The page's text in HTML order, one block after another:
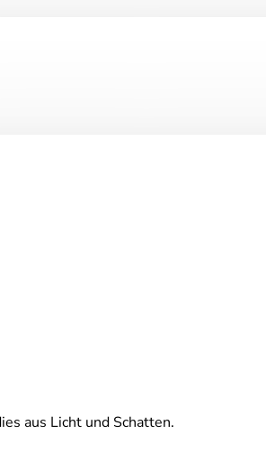
aus Licht und Schatten.